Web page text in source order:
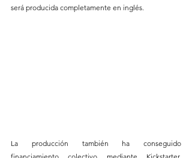
será producida completamente en inglés.
La producción también ha conseguido